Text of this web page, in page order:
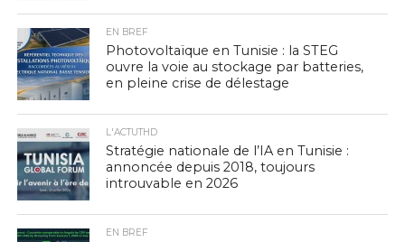
EN BREF
Photovoltaïque en Tunisie : la STEG
ouvre la voie au stockage par batteries,
en pleine crise de délestage
L'ACTUTHD
Stratégie nationale de l’IA en Tunisie :
annoncée depuis 2018, toujours
introuvable en 2026
EN BREF